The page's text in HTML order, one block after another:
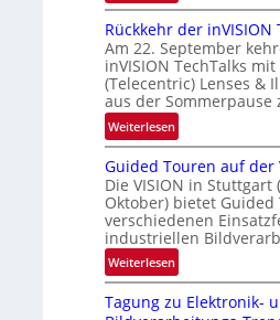
U
n
b
e
g
r
e
z
t
e
M
ö
g
l
Rückkehr der inVISION
Am 22. September
inVISION TechTalks
(Telecentric) Lenses &
aus der Sommerpause
Weiterlesen:
R
ü
c
k
k
e
h
d
Guided Touren auf der
Die VISION in Stuttgart
Oktober) bietet Guided
verschiedenen
industriellen
Weiterlesen:
G
u
Tagung zu Elektronik-